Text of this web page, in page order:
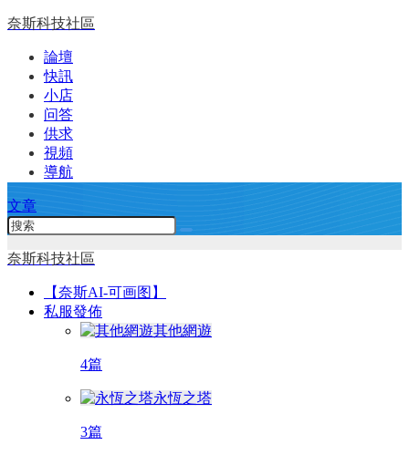
奈斯科技社區
論壇
快訊
小店
问答
供求
視頻
導航
文章
奈斯科技社區
【奈斯AI-可画图】
私服發佈
其他網遊
4篇
永恆之塔
3篇